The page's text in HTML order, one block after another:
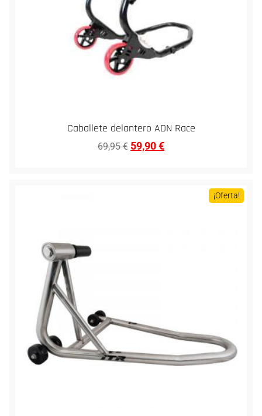
Caballete delantero ADN Race
69,95€ 59,90€
¡Oferta!